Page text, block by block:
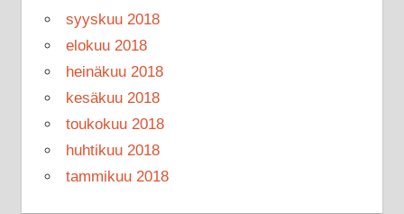
syyskuu 2018
elokuu 2018
heinäkuu 2018
kesäkuu 2018
toukokuu 2018
huhtikuu 2018
tammikuu 2018